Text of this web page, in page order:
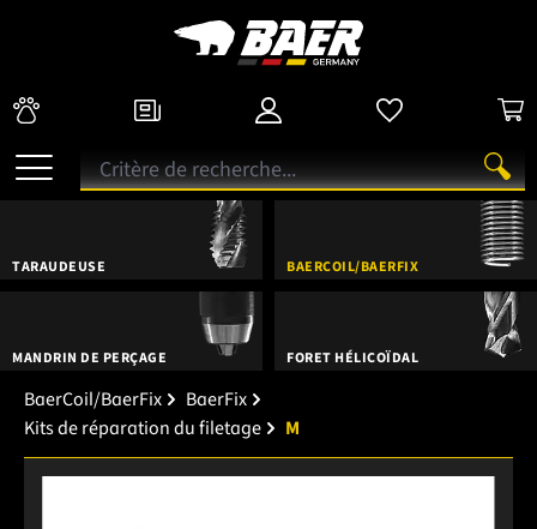
TARAUDEUSE BAERCOIL/BAERFIX
MANDRIN DE PERÇAGE FORET HÉLICOÏDAL
BaerCoil/BaerFix
BaerFix
Kits de réparation du filetage
M